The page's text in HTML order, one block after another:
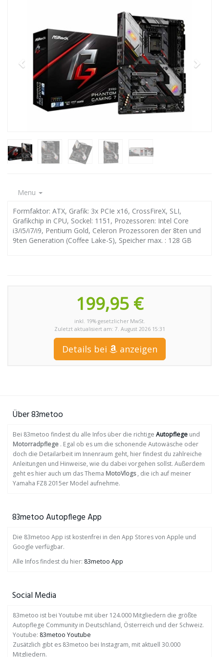
Menu
Formfaktor: ATX, Grafik: 3x PCIe x16, CrossFireX, SLI,
Grafikchip in CPU, Sockel: 1151, Prozessoren: Intel Core
i3/i5/i7/i9, Pentium Gold, Celeron Prozessoren der 8ten und
9ten Generation (Coffee Lake-S), Speicher max. : 128 GB
199,95 €
inkl. 19% gesetzlicher MwSt.
Zuletzt aktualisiert am: 7. August 2026 15:31
Details bei anzeigen
Über 83metoo
Bei 83metoo findest du alle Infos über die richtige Autopflege und
Motorradpflege . Egal ob es um die schonende Autowäsche oder
doch die Detailarbeit im Innenraum geht, hier findest du zahlreiche
Anleitungen und Hinweise, wie du dabei vorgehen sollst. Außerdem
geht es hier auch um das Thema MotoVlogs, die ich auf meiner
Yamaha FZ8 2015er Model aufnehme.
83metoo Autopflege App
Die 83metoo App ist kostenfrei in den App Stores von Apple und
Google verfügbar.
Alle Infos findest du hier: 83metoo App
Social Media
83metoo ist bei Youtube mit über 124.000 Mitgliedern die größte
Autopflege Community in Deutschland, Österreich und der Schweiz.
Youtube: 83metoo Youtube
Zusätzlich gibt es 83metoo bei Instagram, mit aktuell 30.000
Mitgliedern.